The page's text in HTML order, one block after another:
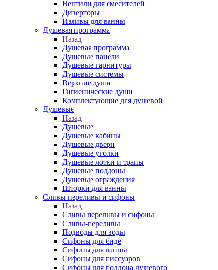
Вентили для смесителей
Диверторы
Изливы для ванны
Душевая программа
Назад
Душевая программа
Душевые панели
Душевые гарнитуры
Душевые системы
Верхние души
Гигиенические души
Комплектующие для душевой
Душевые
Назад
Душевые
Душевые кабины
Душевые двери
Душевые уголки
Душевые лотки и трапы
Душевые поддоны
Душевые ограждения
Шторки для ванны
Сливы переливы и сифоны
Назад
Сливы переливы и сифоны
Сливы-переливы
Подводы для воды
Сифоны для биде
Сифоны для ванны
Сифоны для писсуаров
Сифоны для поддона душевого